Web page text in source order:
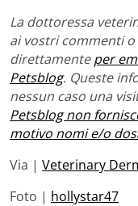
La dottoressa
ai vostri commenti
direttamenteper
Petsblog. Queste
nessun caso una
Petsblog non
motivo nomi e/o
Via | Veterinary
Foto | hollystar47